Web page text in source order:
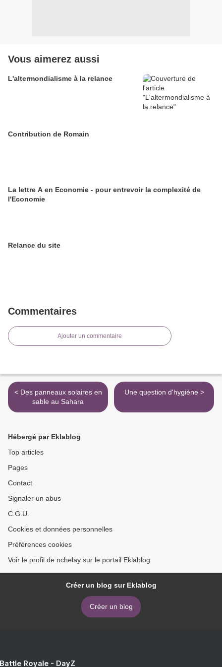
Vous aimerez aussi
L'altermondialisme à la relance
Contribution de Romain
La lettre A en Economie - pour entrevoir la complexité de
l'Economie
Relance du site
Commentaires
Ajouter un commentaire
< Des panneaux solaires en
sable au Sahara
Une question d'hygiène >
Hébergé par Eklablog
Top articles
Pages
Contact
Signaler un abus
C.G.U.
Cookies et données personnelles
Préférences cookies
Voir le profil de nchelay sur le portail Eklablog
Créer un blog sur Eklablog
Créer un blog
Royale - DayZ